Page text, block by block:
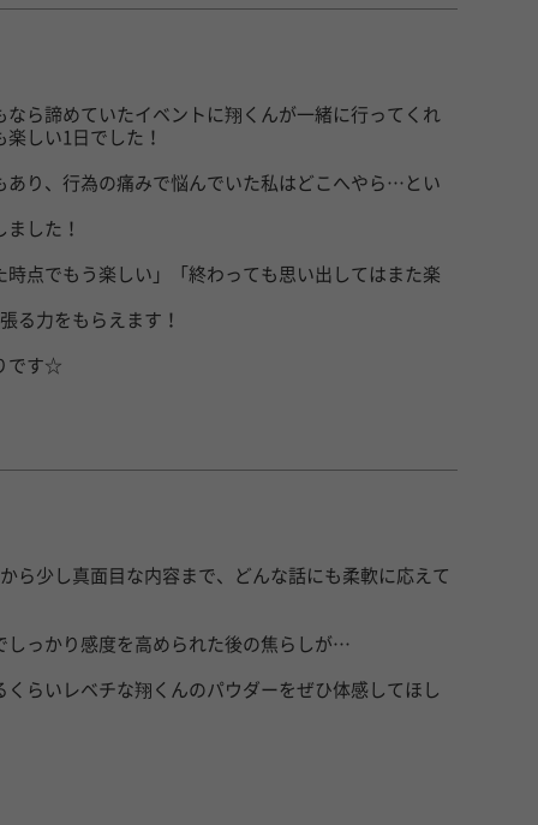
ら諦めていたイベントに翔くんが一緒に行ってくれ
しい1日でした！
あり、行為の痛みで悩んでいた私はどこへやら…とい
した！
点でもう楽しい」「終わっても思い出してはまた楽
る力をもらえます！
です☆
ら少し真面目な内容まで、どんな話にも柔軟に応えて
しっかり感度を高められた後の焦らしが…
らいレベチな翔くんのパウダーをぜひ体感してほし